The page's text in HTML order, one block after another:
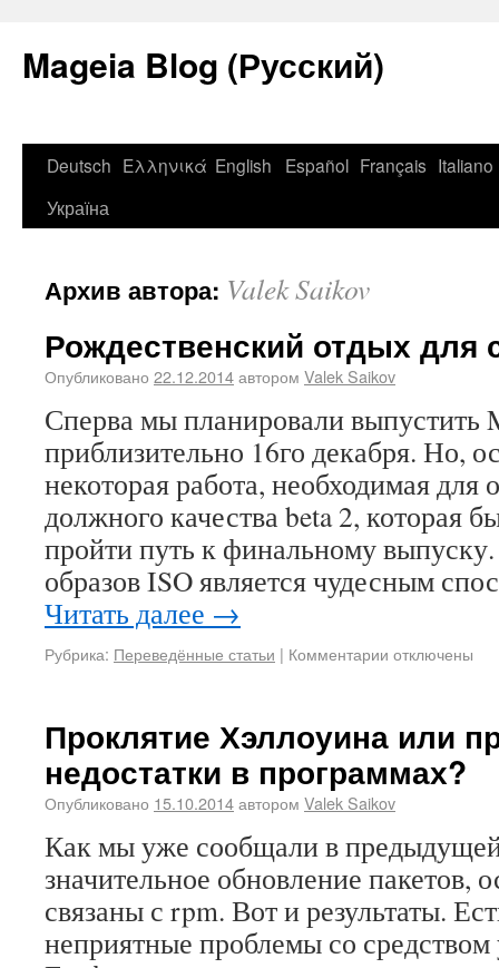
Mageia Blog (Русский)
Deutsch Ελληνικά English Español Français Italiano
Україна
Архив автора: Valek Saikov
Рождественский отдых для
Опубликовано 22.12.2014автором Valek Saikov
Сперва мы планировали выпустить
приблизительно 16го декабря. Но,
некоторая работа, необходимая для
должного качества beta 2, которая
пройти путь к финальному
образов ISO является чудесным
Читать далее →
Рубрика: Переведённые статьи | Комментарии отключены
Проклятие Хэллоуина или
недостатки в программах?
Опубликовано 15.10.2014автором Valek Saikov
Как мы уже сообщали в
значительное обновление пакетов,
связаны с rpm. Вот и результаты.
неприятные проблемы со средством